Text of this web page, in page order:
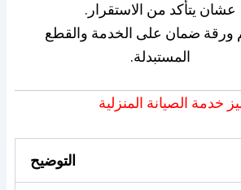
عشان يتأكد من الاستقرار.
ورقة ضمان على الخدمة والقطع
المستبدلة.
خدمة الصيانة المنزلية
التوضيح